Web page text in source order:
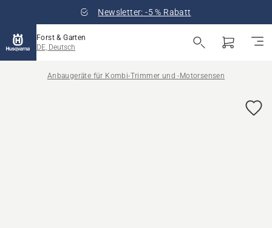
Newsletter: -5 % Rabatt
Forst & Garten
DE, Deutsch
Anbaugeräte für Kombi-Trimmer und -Motorsensen